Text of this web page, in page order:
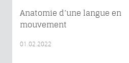
Anatomie d’une langue en
mouvement
01.02.2022